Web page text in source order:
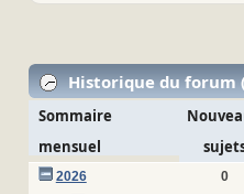
Historique du forum
Sommaire
mensuel
2026 0